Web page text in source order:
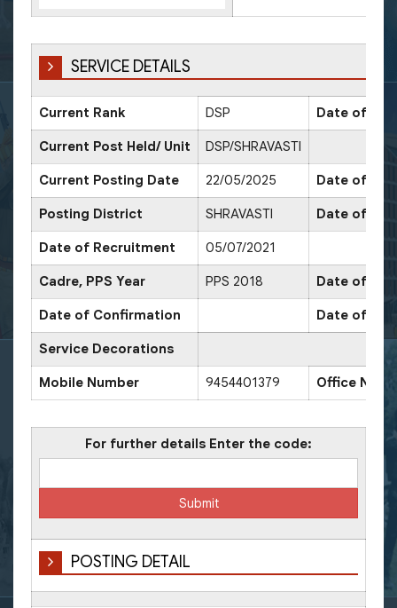
SERVICE DETAILS
Current Rank DSP Date of
Current Post Held/ Unit DSP/SHRAVASTI
Current Posting Date 22/05/2025 Date of Sr.
Posting District SHRAVASTI Date of
Date of Recruitment 05/07/2021
Cadre, PPS Year PPS 2018 Date of
Date of Confirmation Date of
Service Decorations
Mobile Number 9454401379 Office
For further details Enter the code:
POSTING DETAIL